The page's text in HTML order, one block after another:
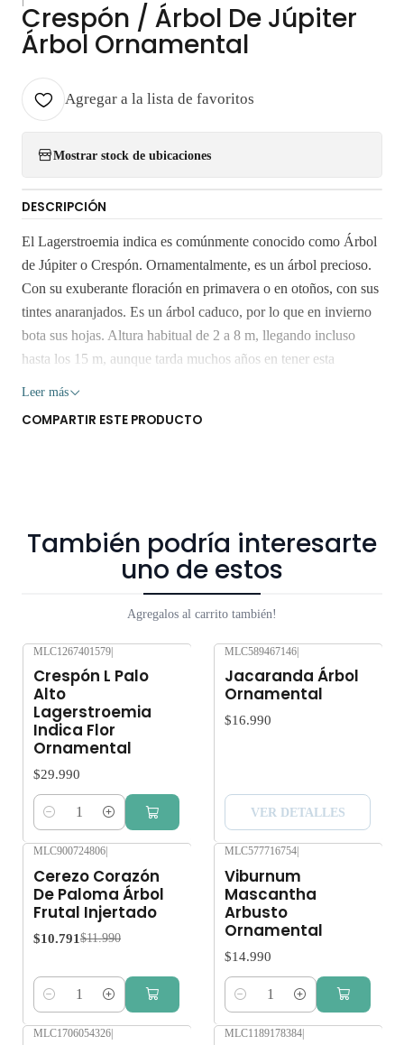
Crespón / Árbol De Júpiter
Árbol Ornamental
Agregar a la lista de favoritos
Mostrar stock de ubicaciones
DESCRIPCIÓN
El Lagerstroemia indica es comúnmente conocido como Árbol
de Júpiter o Crespón. Ornamentalmente, es un árbol precioso.
Con su exuberante floración en primavera o en otoños, con sus
tintes anaranjados. Es un árbol caduco, por lo que en invierno
bota sus hojas. Altura habitual de 2 a 8 m, llegando incluso
hasta los 15 m, aunque tarda muchos años en tener esta
aprox Retiro Gratis en San Bernardo. Los despachos son
afectados seriamente. Despacho gratis por compras sobre
Leer más
COMPARTIR ESTE PRODUCTO
También podría interesarte
uno de estos
Agregalos al carrito también!
MLC1267401579
Crespón L Palo
Alto
Lagerstroemia
Indica Flor
Ornamental
$29.990
Cantidad
MLC589467146
Jacaranda Árbol
Ornamental
$16.990
VER DETALLES
MLC900724806
Cerezo Corazón
De Paloma Árbol
Frutal Injertado
$10.791 $11.990
Cantidad
MLC577716754
Viburnum
Mascantha
Arbusto
Ornamental
$14.990
Cantidad
MLC1706054326| MLC1189178384|